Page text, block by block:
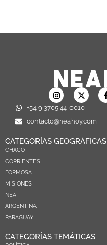
+54 9 3705 44-0010
contacto@neahoy.com
CATEGORÍAS GEOGRÁFICAS
CHACO
CORRIENTES
FORMOSA
MISIONES
NEA
ARGENTINA
PARAGUAY
CATEGORÍAS TEMÁTICAS